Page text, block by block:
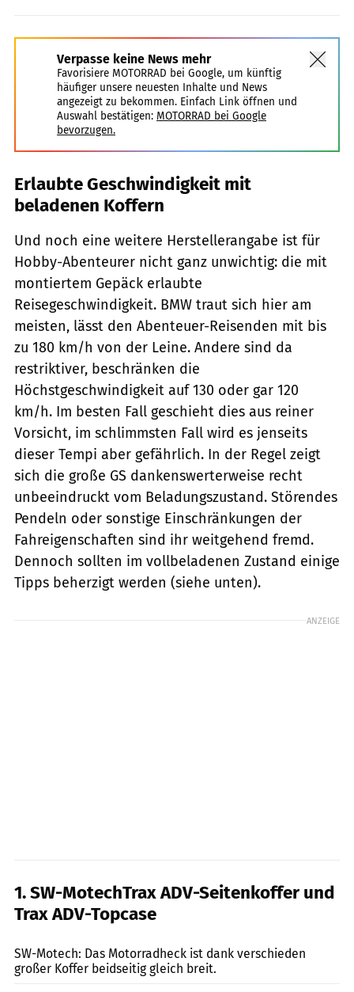
Verpasse keine News mehr
Favorisiere MOTORRAD bei Google, um künftig
häufiger unsere neuesten Inhalte und News
angezeigt zu bekommen. Einfach Link öffnen und
Auswahl bestätigen: MOTORRAD bei Google
bevorzugen.
Erlaubte Geschwindigkeit mit
beladenen Koffern
Und noch eine weitere Herstellerangabe ist für
Hobby-Abenteurer nicht ganz unwichtig: die mit
montiertem Gepäck erlaubte
Reisegeschwindigkeit. BMW traut sich hier am
meisten, lässt den Abenteuer-Reisenden mit bis
zu 180 km/h von der Leine. Andere sind da
restriktiver, beschränken die
Höchstgeschwindigkeit auf 130 oder gar 120
km/h. Im besten Fall geschieht dies aus reiner
Vorsicht, im schlimmsten Fall wird es jenseits
dieser Tempi aber gefährlich. In der Regel zeigt
sich die große GS dankenswerterweise recht
unbeeindruckt vom Beladungszustand. Störendes
Pendeln oder sonstige Einschränkungen der
Fahreigenschaften sind ihr weitgehend fremd.
Dennoch sollten im vollbeladenen Zustand einige
Tipps beherzigt werden (siehe unten).
ANZEIGE
1. SW-MotechTrax ADV-Seitenkoffer und
Trax ADV-Topcase
SW-Motech: Das Motorradheck ist dank verschieden
großer Koffer beidseitig gleich breit.